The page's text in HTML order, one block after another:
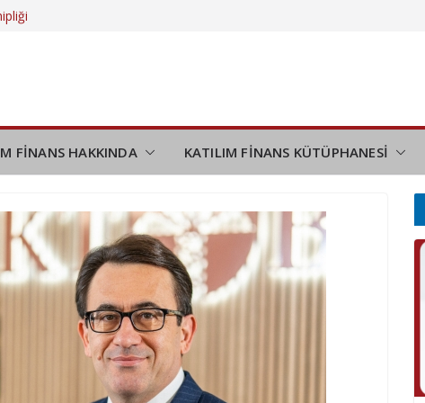
da
FİNANS HAKKINDA KATILIM FİNANS KÜTÜPHANESİ